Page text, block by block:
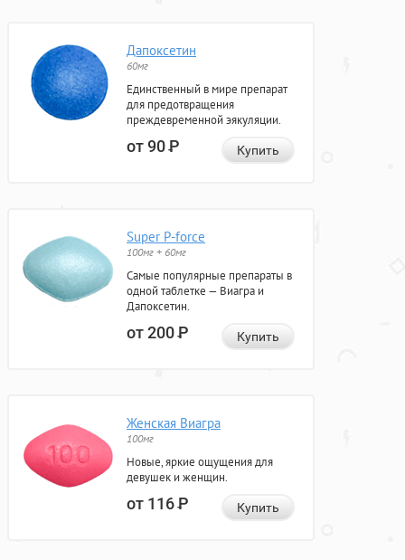
Дапоксетин
60мг
Единственный в мире препарат
для предотвращения
преждевременной эякуляции.
от 90Р Купить
Super P-force
100мг + 60мг
Самые популярные препараты в
одной таблетке — Виагра и
Дапоксетин.
от 200Р Купить
Женская Виагра
100мг
Новые, яркие ощущения для
девушек и женщин.
от 116Р Купить